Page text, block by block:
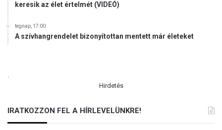
keresik az élet értelmét (VIDEÓ)
tegnap, 17:00
A szívhangrendelet bizonyítottan mentett már életeket
.
Hirdetés
IRATKOZZON FEL A HÍRLEVELÜNKRE!